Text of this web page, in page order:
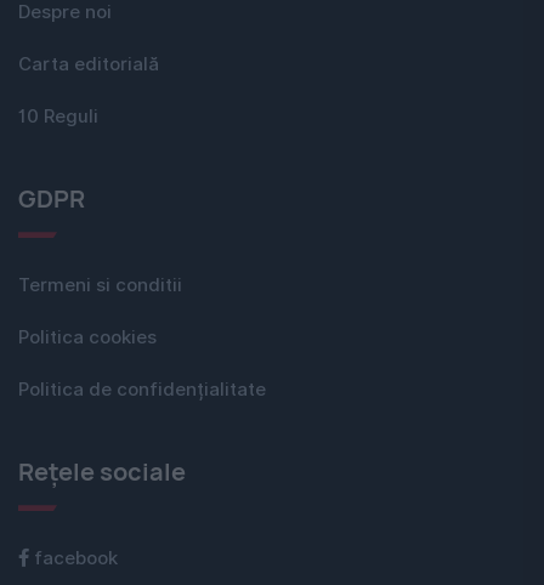
Despre noi
Carta editorială
10 Reguli
GDPR
Termeni si conditii
Politica cookies
Politica de confidențialitate
Rețele sociale
facebook